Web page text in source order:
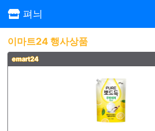
펴늬
이마트24 행사상품
emart24